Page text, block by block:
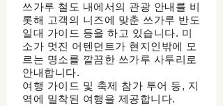
쓰가루 철도 내에서의 관광 안내를 비
롯해 고객의 니즈에 맞춘 쓰가루 반도
일대 가이드 등을 하고 있습니다. 미
소가 멋진 어텐던트가 현지인밖에 모
르는 명소를 깔끔한 쓰가루 사투리로
안내합니다.
여행 가이드 및 축제 참가 투어 등, 지
역에 밀착된 여행을 제공합니다.